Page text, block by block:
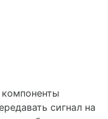
компоненты
сигнал на